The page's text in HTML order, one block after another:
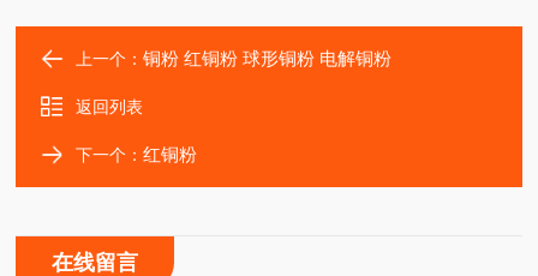
上一个：铜粉 红铜粉 球形铜粉 电解铜粉
返回列表
下一个：红铜粉
在线留言